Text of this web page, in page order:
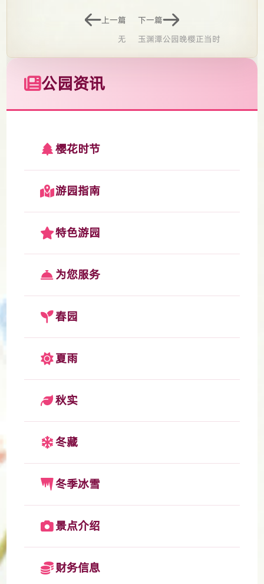
上一篇
无
下一篇
玉渊潭公园晚樱正当时
公园资讯
樱花时节
游园指南
特色游园
为您服务
春园
夏雨
秋实
冬藏
冬季冰雪
景点介绍
财务信息